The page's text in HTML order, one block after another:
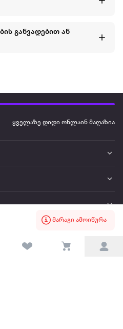
მარაგი ამოიწურა
განვადებით ან
ყველაზე დიდი ონლაინ მაღაზია